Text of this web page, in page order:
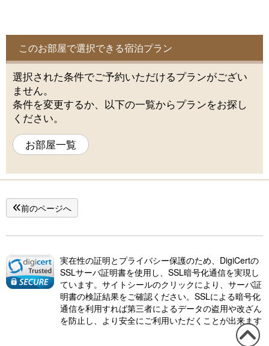
このお部屋で選択できる宿泊プラン
選択された条件でご予約いただけるプランがござい
ません。
条件を変更するか、以下の一覧からプランをお探し
ください。
お部屋一覧
前のページへ
実在性の証明とプライバシー保護のため、DigiCertの
SSLサーバ証明書を使用し、SSL暗号化通信を実現し
ています。サイトシールのクリックにより、サーバ証
明書の検証結果をご確認ください。SSLによる暗号化
通信を利用すれば第三者によるデータの盗用や改ざん
を防止し、より安全にご利用いただくことが出来ます